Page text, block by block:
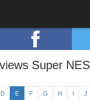
Super NES
D E F G H J